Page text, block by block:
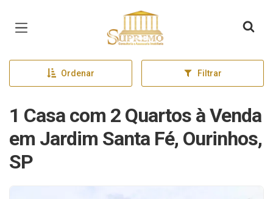
Página inicial
Ordenar Filtrar
1 Casa com 2 Quartos à Venda
em Jardim Santa Fé, Ourinhos,
SP